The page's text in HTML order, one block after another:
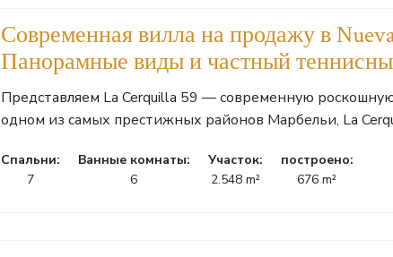
Современная вилла на продажу в
Панорамные виды и частный
Представляем La Cerquilla 59 — современную
одном из самых престижных районов Марбельи, La
Cпальни:
7
Ванные комнаты:
6
Участок:
2.548 m²
построено:
676 m²